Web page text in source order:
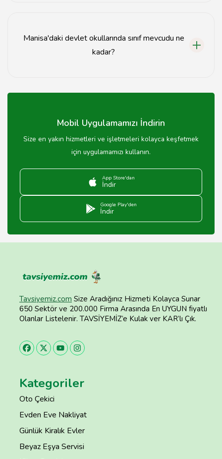
Manisa'daki devlet okullarında sınıf mevcudu ne
kadar?
genellikle 20-30 öğrenci arasındadır.
Mobil Uygulamamızı İndirin
Size en yakın hizmetleri ve işletmeleri kolayca keşfetmek
için uygulamamızı kullanın.
App Store'dan
İndir
Google Play'den
İndir
Tavsiyemiz.com Size Aradığınız Hizmeti Kolayca Sunar
650 Sektör ve 200.000 Firma Arasında En UYGUN fiyatlı
Olanlar Listelenir. TAVSİYEMİZ’e Kulak ver KAR’lı Çık.
Kategoriler
Oto Çekici
Evden Eve Nakliyat
Günlük Kiralık Evler
Beyaz Eşya Servisi